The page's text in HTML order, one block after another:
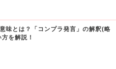
味とは？「コンプラ発言」の解釈(略
を解説！